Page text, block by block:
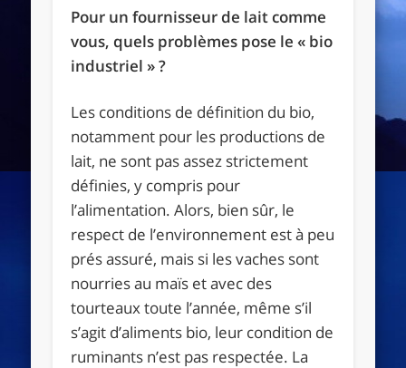
Pour un fournisseur de lait comme
vous, quels problèmes pose le « bio
industriel » ?
Les conditions de définition du bio,
notamment pour les productions de
lait, ne sont pas assez strictement
définies, y compris pour
l’alimentation. Alors, bien sûr, le
respect de l’environnement est à peu
prés assuré, mais si les vaches sont
nourries au maïs et avec des
tourteaux toute l’année, même s’il
s’agit d’aliments bio, leur condition de
ruminants n’est pas respectée. La